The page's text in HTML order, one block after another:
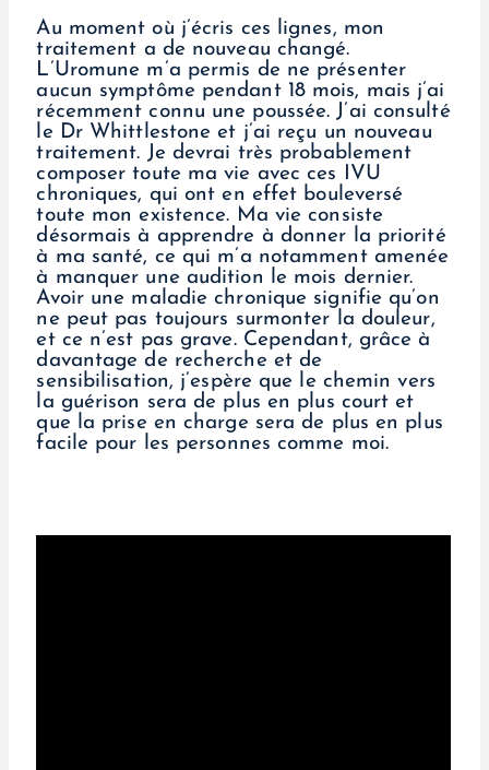
Au moment où j’écris ces lignes, mon
traitement a de nouveau changé.
L’Uromune m’a permis de ne présenter
aucun symptôme pendant 18 mois, mais j’ai
récemment connu une poussée. J’ai consulté
le Dr Whittlestone et j’ai reçu un nouveau
traitement. Je devrai très probablement
composer toute ma vie avec ces IVU
chroniques, qui ont en effet bouleversé
toute mon existence. Ma vie consiste
désormais à apprendre à donner la priorité
à ma santé, ce qui m’a notamment amenée
à manquer une audition le mois dernier.
Avoir une maladie chronique signifie qu’on
ne peut pas toujours surmonter la douleur,
et ce n’est pas grave. Cependant, grâce à
davantage de recherche et de
sensibilisation, j’espère que le chemin vers
la guérison sera de plus en plus court et
que la prise en charge sera de plus en plus
facile pour les personnes comme moi.